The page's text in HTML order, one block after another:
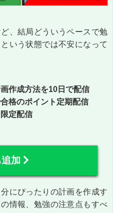
、結局どういうペースで勉
いう状態では不安になって
作成方法を10日で配信
格のポイント定期配信
定配信
加
にぴったりの計画を作成す
情報、勉強の注意点もすべ